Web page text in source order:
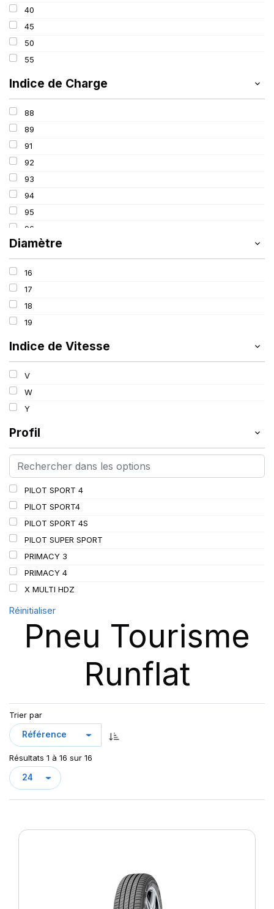
40
45
50
55
Indice de Charge
88
89
91
92
93
94
95
96
97
98
100
Diamètre
16
17
18
19
Indice de Vitesse
V
W
Y
Profil
PILOT SPORT 4
PILOT SPORT4
PILOT SPORT 4S
PILOT SUPER SPORT
PRIMACY 3
PRIMACY 4
X MULTI HDZ
Réinitialiser
Pneu Tourisme
Runflat
Trier par
Résultats 1 à 16 sur 16